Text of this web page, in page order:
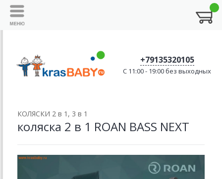
+79135320105
C 11:00 - 19:00 без выходных
КОЛЯСКИ 2 в 1, 3 в 1
коляска 2 в 1 ROAN BASS NEXT